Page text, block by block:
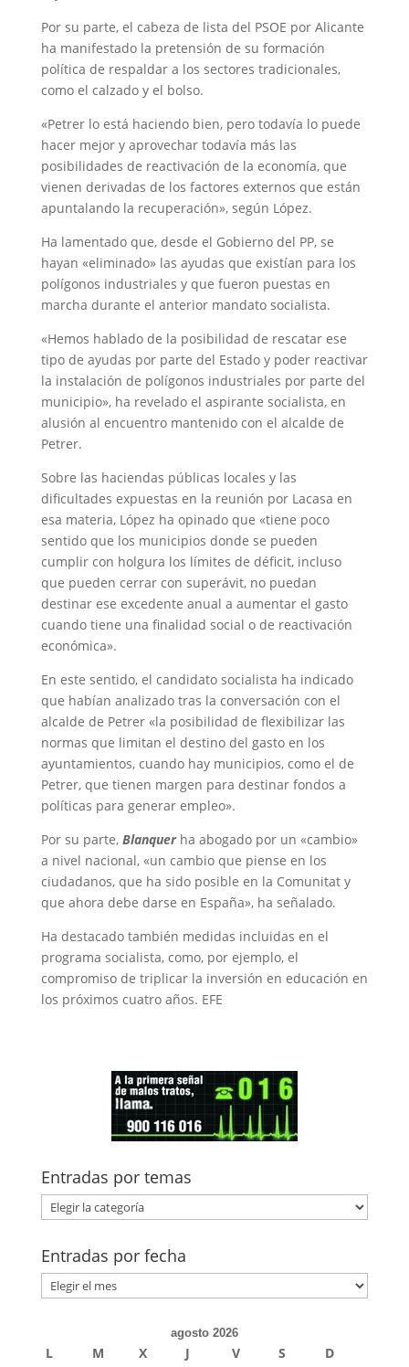
Por su parte, el cabeza de lista del PSOE por Alicante
ha manifestado la pretensión de su formación
política de respaldar a los sectores tradicionales,
como el calzado y el bolso.
«Petrer lo está haciendo bien, pero todavía lo puede
hacer mejor y aprovechar todavía más las
posibilidades de reactivación de la economía, que
vienen derivadas de los factores externos que están
apuntalando la recuperación», según López.
Ha lamentado que, desde el Gobierno del PP, se
hayan «eliminado» las ayudas que existían para los
polígonos industriales y que fueron puestas en
marcha durante el anterior mandato socialista.
«Hemos hablado de la posibilidad de rescatar ese
tipo de ayudas por parte del Estado y poder reactivar
la instalación de polígonos industriales por parte del
municipio», ha revelado el aspirante socialista, en
alusión al encuentro mantenido con el alcalde de
Petrer.
Sobre las haciendas públicas locales y las
dificultades expuestas en la reunión por Lacasa en
esa materia, López ha opinado que «tiene poco
sentido que los municipios donde se pueden
cumplir con holgura los límites de déficit, incluso
que pueden cerrar con superávit, no puedan
destinar ese excedente anual a aumentar el gasto
cuando tiene una finalidad social o de reactivación
económica».
En este sentido, el candidato socialista ha indicado
que habían analizado tras la conversación con el
alcalde de Petrer «la posibilidad de flexibilizar las
normas que limitan el destino del gasto en los
ayuntamientos, cuando hay municipios, como el de
Petrer, que tienen margen para destinar fondos a
políticas para generar empleo».
Por su parte,Blanquer ha abogado por un «cambio»
a nivel nacional, «un cambio que piense en los
ciudadanos, que ha sido posible en la Comunitat y
que ahora debe darse en España», ha señalado.
Ha destacado también medidas incluidas en el
programa socialista, como, por ejemplo, el
compromiso de triplicar la inversión en educación en
los próximos cuatro años. EFE
Entradas por temas
Entradas
por
Entradas por fecha
Entradas
por
agosto 2026
L M X J V S D